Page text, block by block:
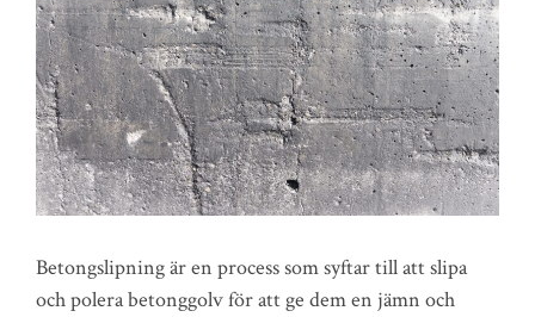
Betongslipning är en process som syftar till att slipa
och polera betonggolv för att ge dem en jämn och